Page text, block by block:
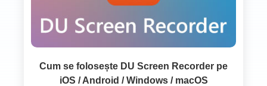
Cum se folosește DU Screen Recorder pe
iOS / Android / Windows / macOS